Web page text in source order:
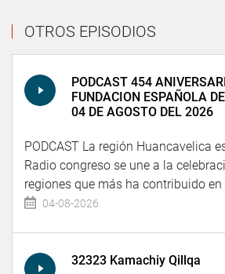
OTROS EPISODIOS
PODCAST 454
FUNDACION ESPAÑOLA
04 DE AGOSTO DEL 2026
PODCAST La región Huancavelica
Radio congreso se une a la
regiones que más ha contribuido
04-08-2026
32323 Kamachiy Qillqa